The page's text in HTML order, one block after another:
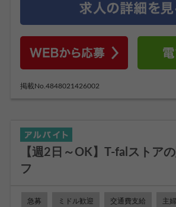
掲載No.4848021426002
【週2日～OK】T-falストア
フ
急募 ミドル歓迎 交通費支給 主